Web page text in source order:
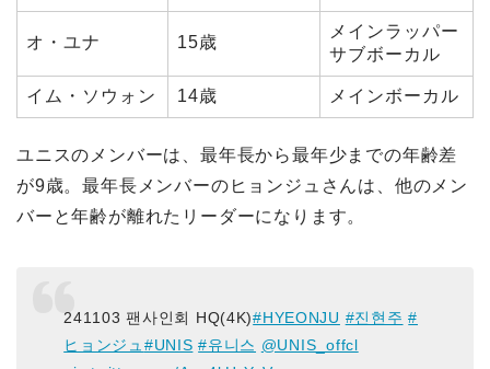
オ・ユナ 15歳
メインラッパー
サブボーカル
イム・ソウォン 14歳 メインボーカル
ユニスのメンバーは、最年長から最年少までの年齢差
が9歳。最年長メンバーのヒョンジュさんは、他のメン
バーと年齢が離れたリーダーになります。
241103 팬사인회 HQ(4K)#HYEONJU #진현주 #
ヒョンジュ #UNIS #유니스 @UNIS_offcl